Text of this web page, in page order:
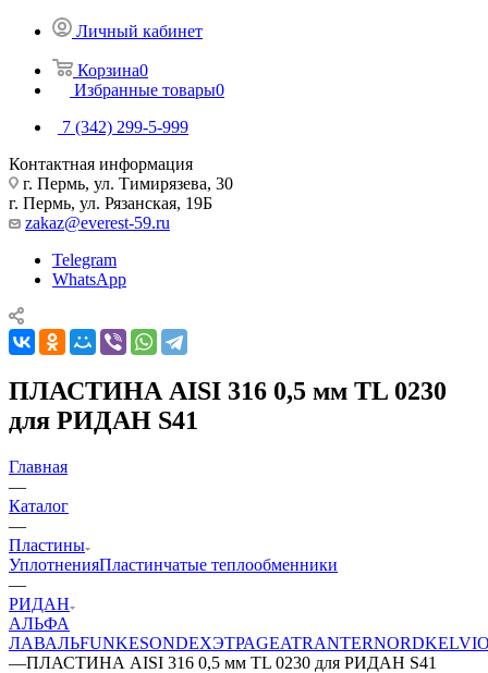
Личный кабинет
Корзина0
Избранные товары0
7 (342) 299-5-999
Контактная информация
г. Пермь, ул. Тимирязева, 30
г. Пермь, ул. Рязанская, 19Б
zakaz@everest-59.ru
Telegram
WhatsApp
ПЛАСТИНА AISI 316 0,5 мм TL 0230
для РИДАН S41
Главная
—
Каталог
—
Пластины
УплотненияПластинчатые теплообменники
—
РИДАН
АЛЬФА
ЛАВАЛЬFUNKESONDEXЭТРАGEATRANTERNORD
—ПЛАСТИНА AISI 316 0,5 мм TL 0230 для РИДАН S41